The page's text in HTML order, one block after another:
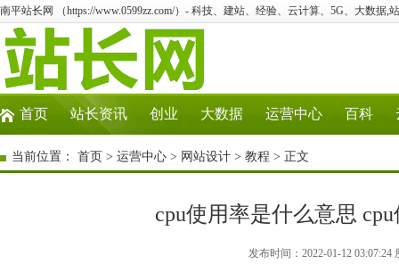
南平站长网 （https://www.0599zz.com/）- 科技、建站、经验、云计算、5G、大数据,
首页 站长资讯 创业 大数据 运营中心 百科
当前位置： 首页 > 运营中心 > 网站设计 > 教程 > 正文
cpu使用率是什么意思
发布时间：2022-01-12